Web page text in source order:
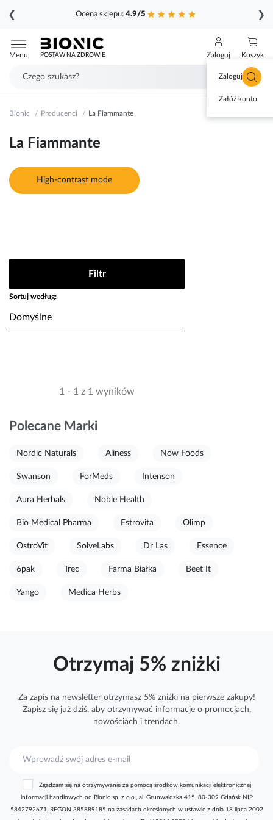
Ocena sklepu: 4.9/5
❮ ❯
do
treści
Menu POSTAW NA ZDROWIE Zaloguj
Zaloguj się
Załóż konto
Koszyk
Bionic Producenci La Fiammante
La Fiammante
High-contrast mode
Filtr
Sortuj według:
1 - 1 z 1 wyników
Polecane Marki
Nordic Naturals Aliness Now Foods
Swanson ForMeds Intenson
Aura Herbals Noble Health
Bio Medical Pharma Estrovita Olimp
OstroVit SolveLabs Dr Las Essence
6pak Trec Farma Białka Beet It
Yango Medica Herbs
Otrzymaj 5% zniżki
Za zapis na newsletter otrzymasz 5% zniżki na pierwsze zakupy!
Zapisz się już dziś, aby otrzymywać informacjeo promocjach,
nowościach i trendach.
r
Zgadzam się na otrzymywanie za pomocą środków komunikacji elektronicznej
informacji handlowych od Bionic sp. z o.o., al. Grunwaldzka 415, 80-309 Gdańsk NIP
5842792671, REGON 385889185 na zasadach określonych w ustawie z dnia 18 lipca 2002